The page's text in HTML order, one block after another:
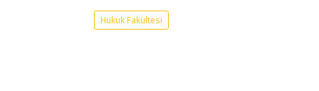
Hukuk Fakültesi